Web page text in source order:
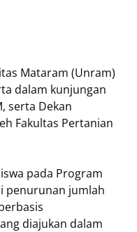
Mataram (Unram)
dalam kunjungan
serta Dekan
Fakultas Pertanian
pada Program
penurunan jumlah
diajukan dalam